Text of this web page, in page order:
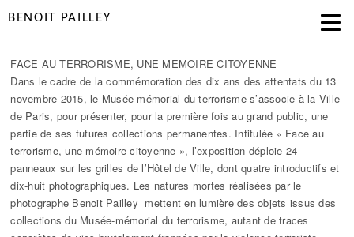
BENOIT PAILLEY
FACE AU TERRORISME, UNE MEMOIRE CITOYENNE
Dans le cadre de la commémoration des dix ans des attentats du 13
novembre 2015, le Musée-mémorial du terrorisme s’associe à la Ville
de Paris, pour présenter, pour la première fois au grand public, une
partie de ses futures collections permanentes. Intitulée « Face au
terrorisme, une mémoire citoyenne », l’exposition déploie 24
panneaux sur les grilles de l’Hôtel de Ville, dont quatre introductifs et
dix-huit photographiques. Les natures mortes réalisées par le
photographe Benoit Pailley mettent en lumière des objets issus des
collections du Musée-mémorial du terrorisme, autant de traces